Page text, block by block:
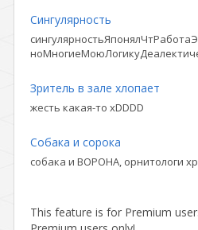
Сингулярность
Зритель в зале хлопает
жесть какая-то xDDDD
Собака и сорока
собака и ВОРОНА, орнитологи
This feature is for Premium